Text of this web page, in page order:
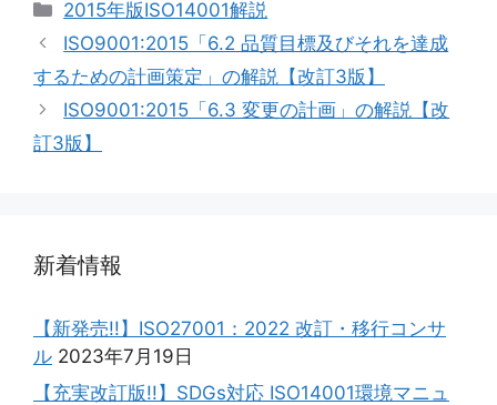
カ
テ
リ
ー
2015年版ISO14001解説
ISO9001:2015「6.2 品質目標及びそれを達成
するための計画策定」の解説【改訂3版】
ISO9001:2015「6.3 変更の計画」の解説【改
訂3版】
新着情報
【新発売!!】ISO27001：2022 改訂・移行コンサ
ル 2023年7月19日
【充実改訂版!!】SDGs対応 ISO14001環境マニュ